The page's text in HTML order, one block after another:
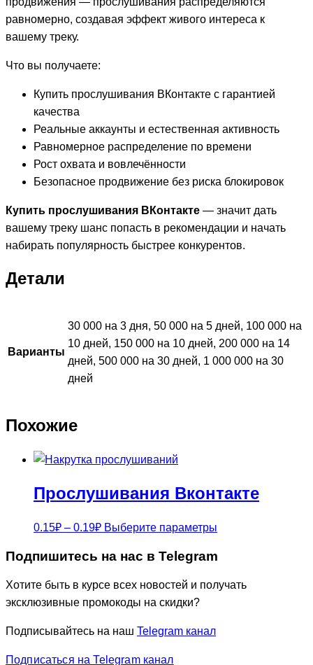
равномерно, создавая эффект живого интереса к
вашему треку.
Что вы получаете:
Купить прослушивания ВКонтакте с гарантией
качества
Реальные аккаунты и естественная активность
Равномерное распределение по времени
Рост охвата и вовлечённости
Безопасное продвижение без риска блокировок
Купить прослушивания ВКонтакте — значит дать
вашему треку шанс попасть в рекомендации и начать
набирать популярность быстрее конкурентов.
Детали
Варианты
30 000 на 3 дня, 50 000 на 5 дней, 100 000 на
10 дней, 150 000 на 10 дней, 200 000 на 14
дней, 500 000 на 30 дней, 1 000 000 на 30
дней
Похожие
Прослушивания Вконтакте
0.15₽ – 0.19₽Диапазон
0.15₽
Выберите параметры
имеет
Подпишитесь на нас в Telegram
Хотите быть в курсе всех новостей и получать
эксклюзивные промокоды на скидки?
Подписывайтесь на наш Telegram канал
Подписаться на Telegram канал